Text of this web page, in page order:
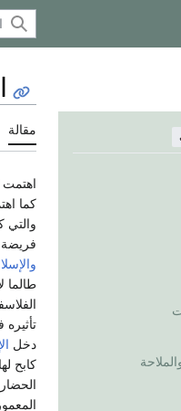
مقالة
اهتمت
كما
طالما
دخل
كابح